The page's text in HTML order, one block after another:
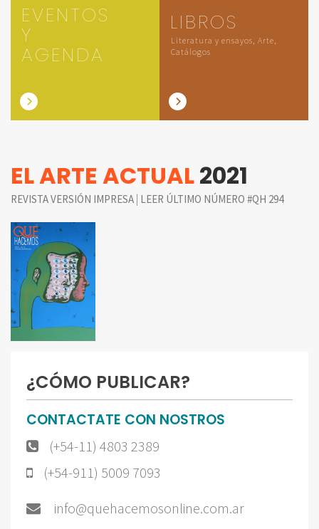
EVENTOS
Y
AGENDA
LIBROS
Literatura y ensayos, Arte,
Catálogos
EL ARTE ACTUAL2021
REVISTA VERSIÓN IMPRESA | LEER ÚLTIMO NÚMERO #QH 294
¿CÓMO PUBLICAR?
CONTACTATE CON NOSTROS
(+54-11) 4803 2389
(+54-911) 5009 7093
info@quehacemosonline.com.ar